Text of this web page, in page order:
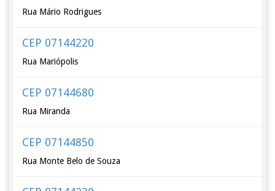
Rua Mário Rodrigues
CEP 07144220
Rua Mariópolis
CEP 07144680
Rua Miranda
CEP 07144850
Rua Monte Belo de Souza